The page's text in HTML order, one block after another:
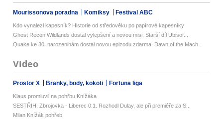
Mourissonova poradna Komiksy Festival ABC
Kdo vynalezl kapesník? Historie od středověku po papírové kapesníky
Ghost Recon Wildlands dostal vylepšení a novou misi. Starší díl Ubisof...
Quake ke 30. narozeninám dostal novou epizodu zdarma. Dawn of the Mach...
Video
Prostor X Branky, body, kokoti Fortuna liga
Klaus promluvil na pohřbu Knížáka
SESTŘIH: Zbrojovka - Liberec 0:1. Rozhodl Dulay, ale při premiéře za S...
Milan Knížák pohřeb